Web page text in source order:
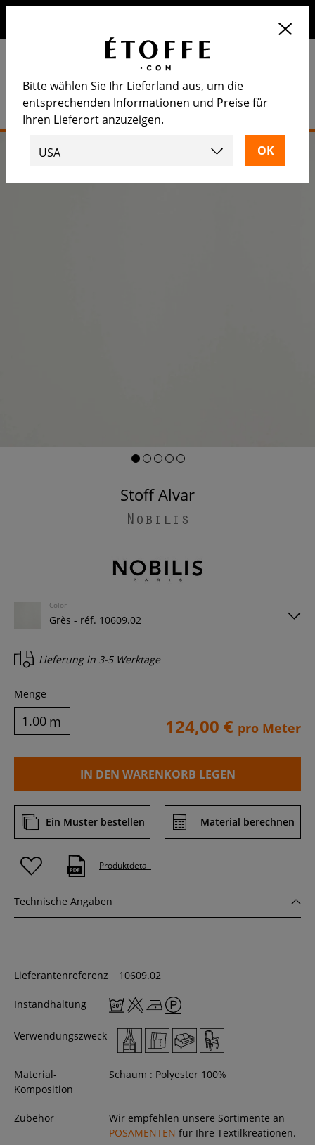
Stoff Alvar
Nobilis
Color
Lieferung in 3-5 Werktage
Menge
m 124,00 € pro Meter
IN DEN WARENKORB LEGEN
Ein Muster bestellen Material berechnen
Produktdetail
Technische Angaben
Lieferantenreferenz 10609.02
Instandhaltung
Verwendungszweck
Material-
Komposition
Schaum : Polyester 100%
Zubehör
Wir empfehlen unsere Sortimente an
POSAMENTEN für Ihre Textilkreationen.
Bitte wählen Sie Ihr Lieferland aus, um die
entsprechenden Informationen und Preise für
Ihren Lieferort anzuzeigen.